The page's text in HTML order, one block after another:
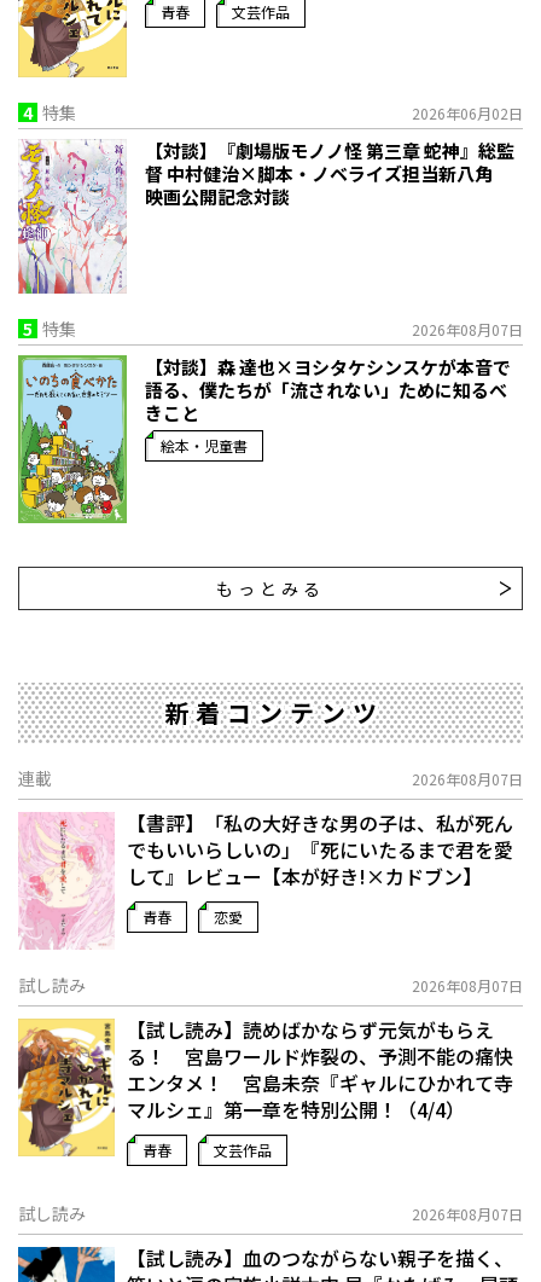
青春 文芸作品
4 特集 2026年06月02日
【対談】『劇場版モノノ怪 第三章 蛇神』総監
督 中村健治×脚本・ノベライズ担当新八角
映画公開記念対談
5 特集 2026年08月07日
【対談】森 達也×ヨシタケシンスケが本音で
語る、僕たちが「流されない」ために知るべ
きこと
絵本・児童書
もっとみる
新着コンテンツ
連載 2026年08月07日
【書評】「私の大好きな男の子は、私が死ん
でもいいらしいの」――『死にいたるまで君を愛
して』レビュー【本が好き!×カドブン】
青春 恋愛
試し読み 2026年08月07日
【試し読み】読めばかならず元気がもらえ
る！ 宮島ワールド炸裂の、予測不能の痛快
エンタメ！ 宮島未奈『ギャルにひかれて寺
マルシェ』第一章を特別公開！（4/4）
青春 文芸作品
試し読み 2026年08月07日
【試し読み】血のつながらない親子を描く、